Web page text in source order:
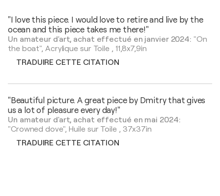
"I love this piece. I would love to retire and live by the
ocean and this piece takes me there!"
Un amateur d'art, achat effectué en janvier 2024: "On
the boat", Acrylique sur Toile , 11,8x7,9in
TRADUIRE CETTE CITATION
"Beautiful picture. A great piece by Dmitry that gives
us a lot of pleasure every day!"
Un amateur d'art, achat effectué en mai 2024:
"Crowned dove", Huile sur Toile, 37x37in
TRADUIRE CETTE CITATION